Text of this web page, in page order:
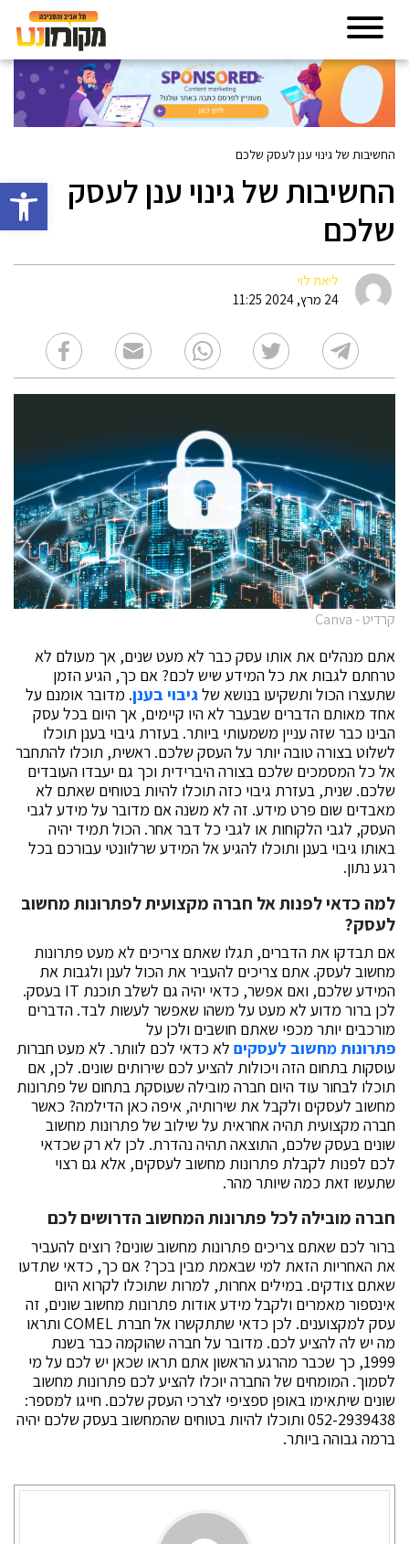
פתח
החשיבות של גינוי ענן לעסק שלכם
החשיבות של גינוי ענן לעסק
שלכם
ליאת לוי
24 מרץ, 2024 11:25
קרדיט - Canva
אתם מנהלים את אותו עסק כבר לא מעט שנים, אך מעולם לא
טרחתם לגבות את כל המידע שיש לכם? אם כך, הגיע הזמן
שתעצרו הכול ותשקיעו בנושא שלגיבוי בענן. מדובר אומנם על
אחד מאותם הדברים שבעבר לא היו קיימים, אך היום בכל עסק
הבינו כבר שזה עניין משמעותי ביותר. בעזרת גיבוי בענן תוכלו
לשלוט בצורה טובה יותר על העסק שלכם. ראשית, תוכלו להתחבר
אל כל המסמכים שלכם בצורה היברידית וכך גם יעבדו העובדים
שלכם. שנית, בעזרת גיבוי כזה תוכלו להיות בטוחים שאתם לא
מאבדים שום פרט מידע. זה לא משנה אם מדובר על מידע לגבי
העסק, לגבי הלקוחות או לגבי כל דבר אחר. הכול תמיד יהיה
באותו גיבוי בענן ותוכלו להגיע אל המידע שרלוונטי עבורכם בכל
רגע נתון.
למה כדאי לפנות אל חברה מקצועית לפתרונות מחשוב
לעסק?
אם תבדקו את הדברים, תגלו שאתם צריכים לא מעט פתרונות
מחשוב לעסק. אתם צריכים להעביר את הכול לענן ולגבות את
המידע שלכם, ואם אפשר, כדאי יהיה גם לשלב תוכנת IT בעסק.
לכן ברור מדוע לא מעט על משהו שאפשר לעשות לבד. הדברים
מורכבים יותר מכפי שאתם חושבים ולכן על
פתרונות מחשוב לעסקים לא כדאי לכם לוותר. לא מעט חברות
עוסקות בתחום הזה ויכולות להציע לכם שירותים שונים. לכן, אם
תוכלו לבחור עוד היום חברה מובילה שעוסקת בתחום של פתרונות
מחשוב לעסקים ולקבל את שירותיה, איפה כאן הדילמה? כאשר
חברה מקצועית תהיה אחראית על שילוב של פתרונות מחשוב
שונים בעסק שלכם, התוצאה תהיה נהדרת. לכן לא רק שכדאי
לכם לפנות לקבלת פתרונות מחשוב לעסקים, אלא גם רצוי
שתעשו זאת כמה שיותר מהר.
חברה מובילה לכל פתרונות המחשוב הדרושים לכם
ברור לכם שאתם צריכים פתרונות מחשוב שונים? רוצים להעביר
את האחריות הזאת למי שבאמת מבין בכך? אם כך, כדאי שתדעו
שאתם צודקים. במילים אחרות, למרות שתוכלו לקרוא היום
אינספור מאמרים ולקבל מידע אודות פתרונות מחשוב שונים, זה
עסק למקצוענים. לכן כדאי שתתקשרו אל חברת COMEL ותראו
מה יש לה להציע לכם. מדובר על חברה שהוקמה כבר בשנת
1999, כך שכבר מהרגע הראשון אתם תראו שכאן יש לכם על מי
לסמוך. המומחים של החברה יוכלו להציע לכם פתרונות מחשוב
שונים שיתאימו באופן ספציפי לצרכי העסק שלכם. חייגו למספר:
052-2939438 ותוכלו להיות בטוחים שהמחשוב בעסק שלכם יהיה
ברמה גבוהה ביותר.